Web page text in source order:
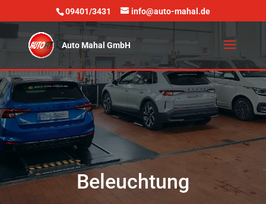
09401/3431 info@auto-mahal.de
Beleuchtung